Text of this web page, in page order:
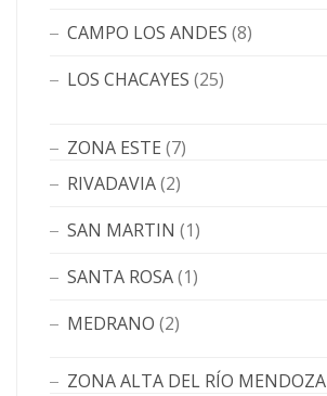
CAMPO LOS ANDES (8)
LOS CHACAYES (25)
ZONA ESTE (7)
RIVADAVIA(2)
SAN MARTIN (1)
SANTA ROSA(1)
MEDRANO (2)
ZONA ALTA DEL RÍO MENDOZA